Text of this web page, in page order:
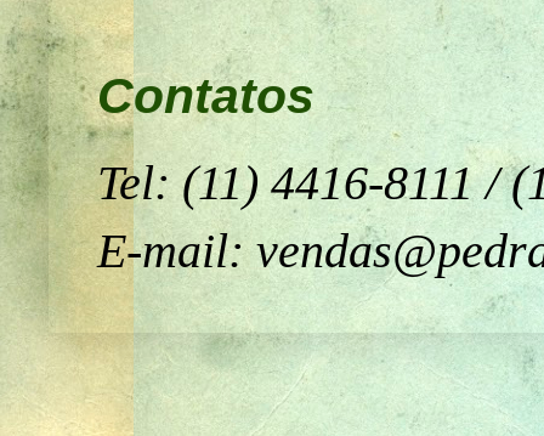
Contatos
Tel: (11) 4416-8111 /
E-mail: